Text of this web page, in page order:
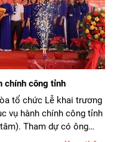
chính công tỉnh
tổ chức Lễ khai trương
vụ hành chính công tỉnh
Tham dự có ông
vụ Tỉnh ủy, Chủ tịch Ủy